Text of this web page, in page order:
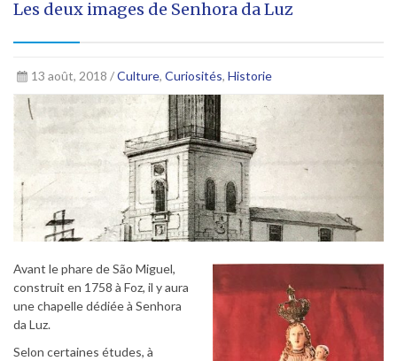
Les deux images de Senhora da Luz
13 août, 2018 /Culture, Curiosités, Historie
Avant le phare de São Miguel,
construit en 1758 à Foz, il y aura
une chapelle dédiée à Senhora
da Luz.
Selon certaines études, à